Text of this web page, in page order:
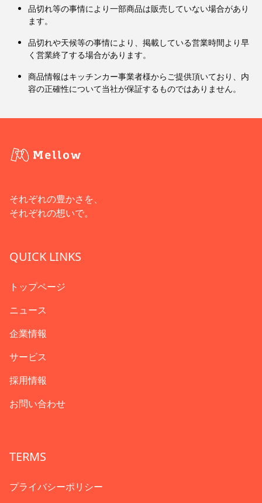
品切れ等の事情により一部商品は販売していない場合があり
ます。
品切れや天候等の事情により、掲載している営業時間より早
く営業終了する場合があります。
商品情報はキッチンカー事業者様からご提供頂いており、内
容の正確性について当社が保証するものではありません。
それぞれの豊かさを、
それぞれの想いで。
QUICK LINKS
トップページ
ニュース
企業情報
サービス
採用情報
お問い合わせ
TERMS
プライバシーポリシー